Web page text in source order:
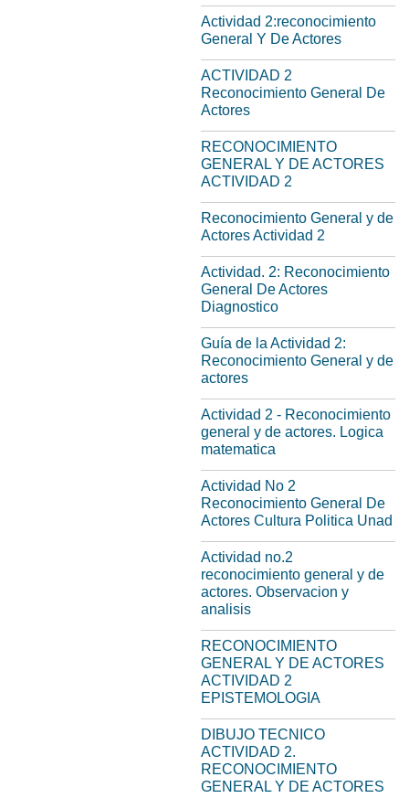
Actividad 2:reconocimiento
General Y De Actores
ACTIVIDAD 2
Reconocimiento General De
Actores
RECONOCIMIENTO
GENERAL Y DE ACTORES
ACTIVIDAD 2
Reconocimiento General y de
Actores Actividad 2
Actividad. 2: Reconocimiento
General De Actores
Diagnostico
Guía de la Actividad 2:
Reconocimiento General y de
actores
Actividad 2 - Reconocimiento
general y de actores. Logica
matematica
Actividad No 2
Reconocimiento General De
Actores Cultura Politica Unad
Actividad no.2
reconocimiento general y de
actores. Observacion y
analisis
RECONOCIMIENTO
GENERAL Y DE ACTORES
ACTIVIDAD 2
EPISTEMOLOGIA
DIBUJO TECNICO
ACTIVIDAD 2.
RECONOCIMIENTO
GENERAL Y DE ACTORES